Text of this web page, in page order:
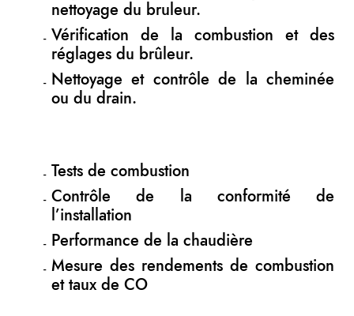
nettoyage du bruleur.
Vérification de la combustion et des
réglages du brûleur.
Nettoyage et contrôle de la cheminée
ou du drain.
Tests de combustion
Contrôle de la conformité de
l’installation
Performance de la chaudière
Mesure des rendements de combustion
et taux de CO